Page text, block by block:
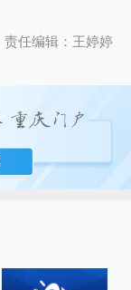
责任编辑：王婷婷